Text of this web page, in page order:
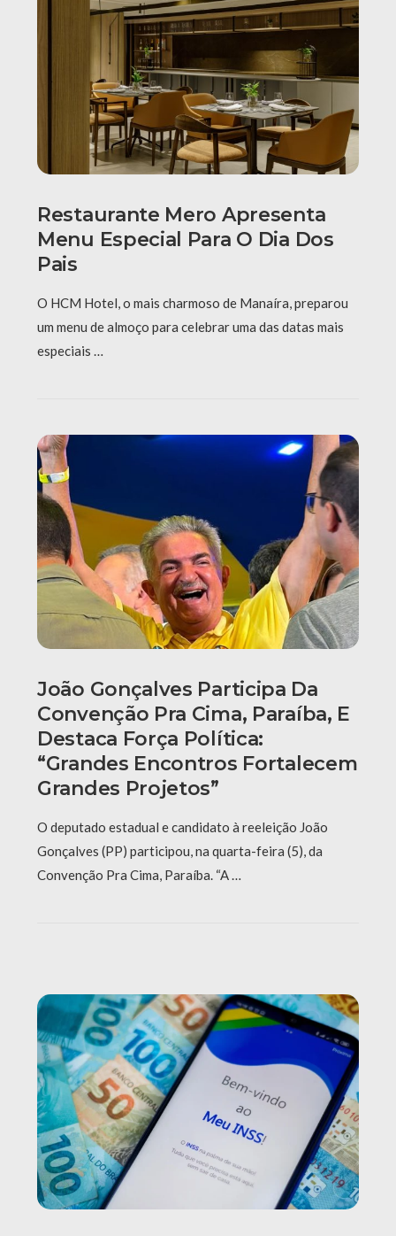
Restaurante Mero Apresenta
Menu Especial Para O Dia Dos
Pais
O HCM Hotel, o mais charmoso de Manaíra, preparou
um menu de almoço para celebrar uma das datas mais
especiais …
João Gonçalves Participa Da
Convenção Pra Cima, Paraíba, E
Destaca Força Política:
“grandes Encontros Fortalecem
Grandes Projetos”
O deputado estadual e candidato à reeleição João
Gonçalves (PP) participou, na quarta-feira (5), da
Convenção Pra Cima, Paraíba. “A …